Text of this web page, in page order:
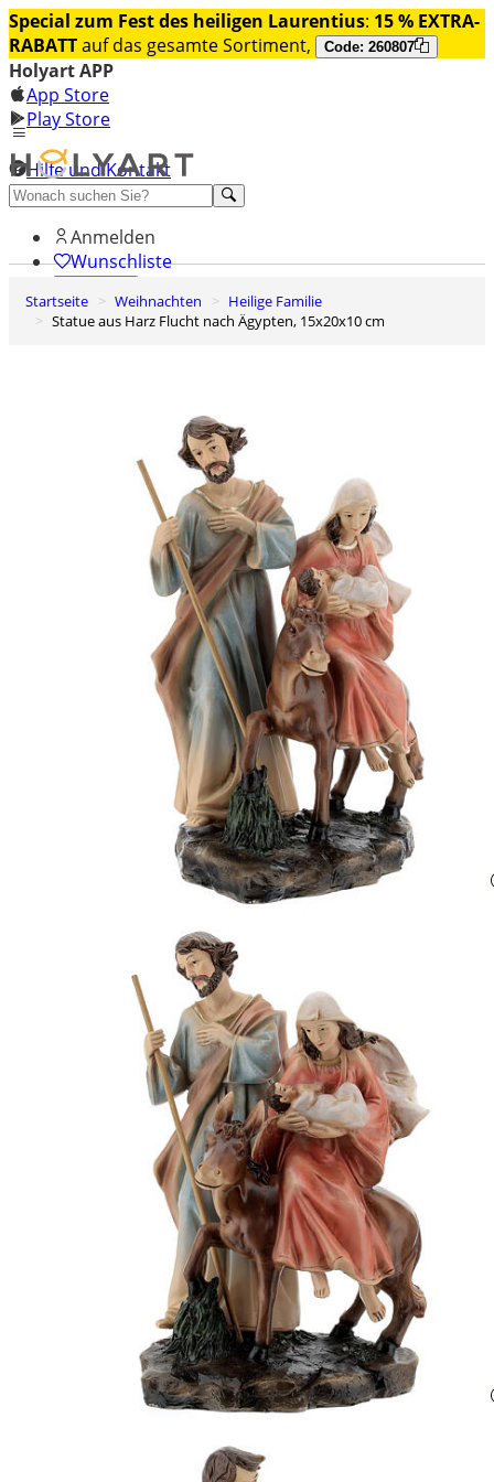
Special zum Fest des heiligen Laurentius: 15 % EXTRA-
RABATTauf das gesamte Sortiment, Code: 260807
Holyart APP
App Store
Play Store
Hilfe und Kontakt
Entdecken Sie Premium
Anmelden
Wunschliste
0
Warenkorb
Startseite Weihnachten
Heilige Familie
Statue aus Harz Flucht nach Ägypten, 15x20x10 cm